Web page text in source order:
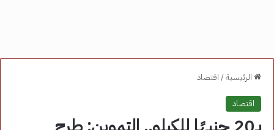
الرئيسية/ اقتصاد
اقتصاد